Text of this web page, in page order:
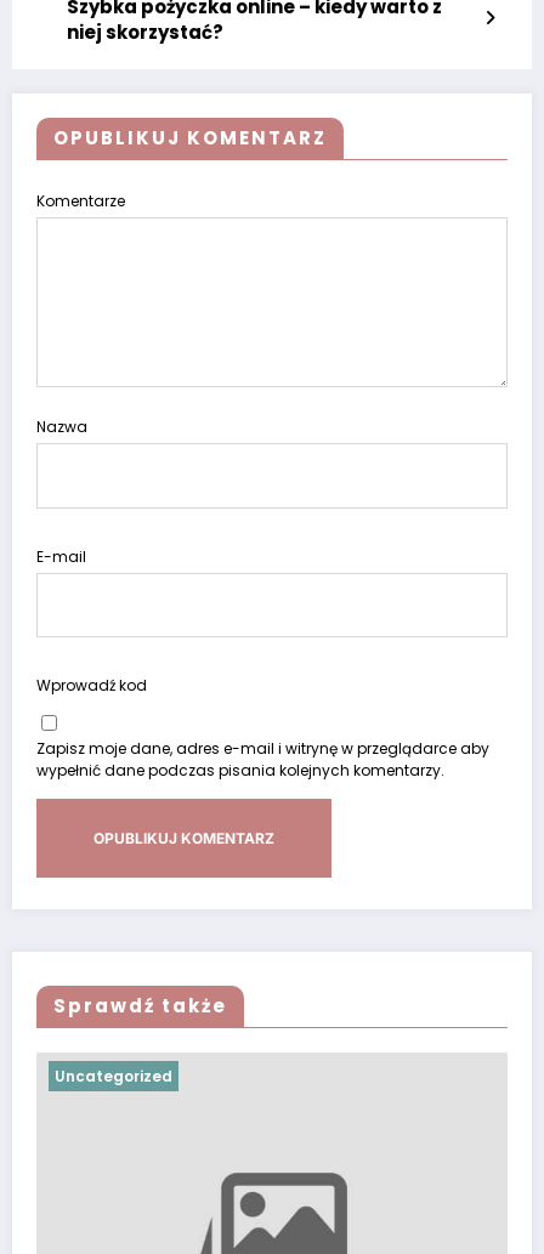
Szybka pożyczka online – kiedy warto z
niej skorzystać?
OPUBLIKUJ KOMENTARZ
Komentarze
Nazwa
E-mail
Wprowadź kod
Zapisz moje dane, adres e-mail i witrynę w przeglądarce aby
wypełnić dane podczas pisania kolejnych komentarzy.
Sprawdź także
Uncategorized